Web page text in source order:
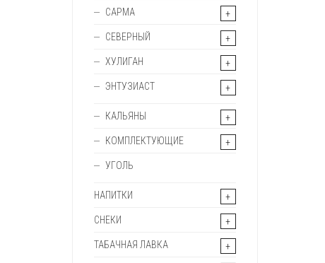
САРМА
СЕВЕРНЫЙ
ХУЛИГАН
ЭНТУЗИАСТ
КАЛЬЯНЫ
КОМПЛЕКТУЮЩИЕ
УГОЛЬ
НАПИТКИ
СНЕКИ
ТАБАЧНАЯ ЛАВКА